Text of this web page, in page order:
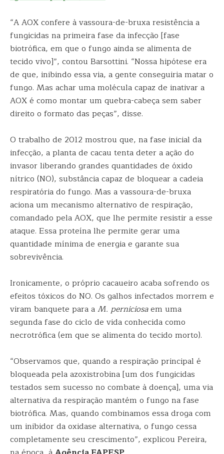
“A AOX confere à vassoura-de-bruxa resistência a
fungicidas na primeira fase da infecção [fase
biotrófica, em que o fungo ainda se alimenta de
tecido vivo]”, contou Barsottini. “Nossa hipótese era
de que, inibindo essa via, a gente conseguiria matar o
fungo. Mas achar uma molécula capaz de inativar a
AOX é como montar um quebra-cabeça sem saber
direito o formato das peças”, disse.
O trabalho de 2012 mostrou que, na fase inicial da
infecção, a planta de cacau tenta deter a ação do
invasor liberando grandes quantidades de óxido
nítrico (NO), substância capaz de bloquear a cadeia
respiratória do fungo. Mas a vassoura-de-bruxa
aciona um mecanismo alternativo de respiração,
comandado pela AOX, que lhe permite resistir a esse
ataque. Essa proteína lhe permite gerar uma
quantidade mínima de energia e garante sua
sobrevivência.
Ironicamente, o próprio cacaueiro acaba sofrendo os
efeitos tóxicos do NO. Os galhos infectados morrem e
viram banquete para aM. perniciosaem uma
segunda fase do ciclo de vida conhecida como
necrotrófica (em que se alimenta do tecido morto).
“Observamos que, quando a respiração principal é
bloqueada pela azoxistrobina [um dos fungicidas
testados sem sucesso no combate à doença], uma via
alternativa da respiração mantém o fungo na fase
biotrófica. Mas, quando combinamos essa droga com
um inibidor da oxidase alternativa, o fungo cessa
completamente seu crescimento”, explicou Pereira,